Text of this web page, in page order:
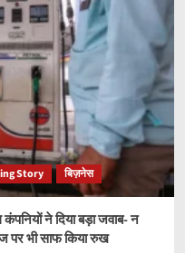
Story बिज़नेस
ने दिया बड़ा जवाब- न
पर भी साफ किया रुख